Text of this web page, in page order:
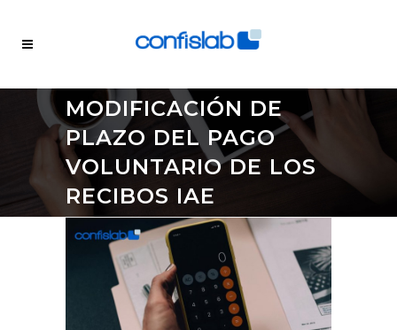
MODIFICACIÓN DE
PLAZO DEL PAGO
VOLUNTARIO DE LOS
RECIBOS IAE